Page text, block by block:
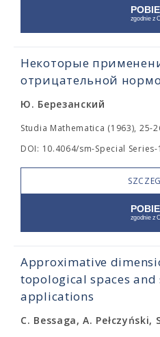
Некоторые
отрицательной
Ю. Березанский
Studia Mathematica (1963), 25-
DOI: 10.4064/sm-Special
Approximative
topological spaces and
applications
C. Bessaga, A. Pełczyński,